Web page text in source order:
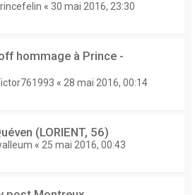
« 30 mai 2016, 23:30
hommage à Prince -
« 28 mai 2016, 00:14
(LORIENT, 56)
« 25 mai 2016, 00:43